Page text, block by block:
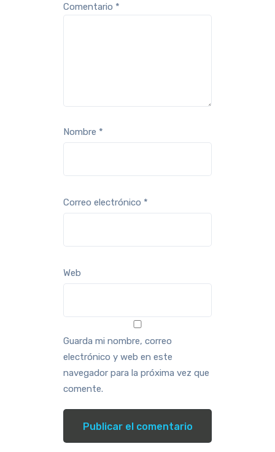
Comentario *
Nombre *
Correo electrónico *
Web
Guarda mi nombre, correo
electrónico y web en este
navegador para la próxima vez que
comente.